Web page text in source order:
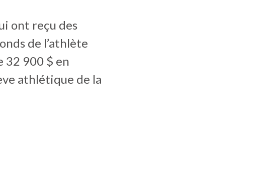
ont reçu des
de l’athlète
32 900 $ en
athlétique de la